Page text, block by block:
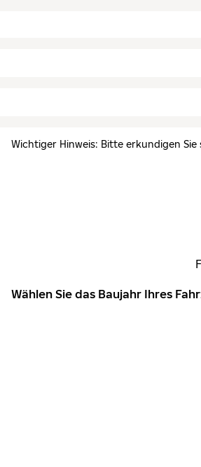
Wichtiger Hinweis: Bitte erkundigen
Wählen Sie das Baujahr Ihres